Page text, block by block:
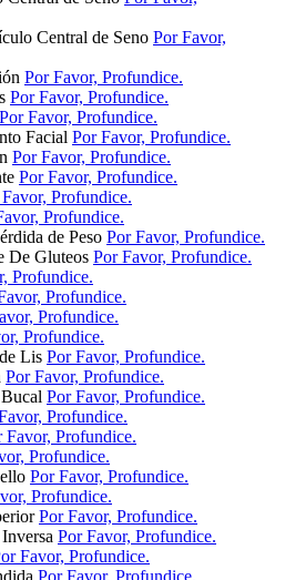
Central de Seno Por Favor,
Por Favor, Profundice.
Por Favor, Profundice.
Por Favor, Profundice.
Facial Por Favor, Profundice.
Por Favor, Profundice.
Por Favor, Profundice.
Profundice.
Profundice.
de Peso Por Favor, Profundice.
De Gluteos Por Favor, Profundice.
Profundice.
Profundice.
Profundice.
Profundice.
Lis Por Favor, Profundice.
Por Favor, Profundice.
Por Favor, Profundice.
Profundice.
Favor, Profundice.
Profundice.
Por Favor, Profundice.
Profundice.
Por Favor, Profundice.
Por Favor, Profundice.
Favor, Profundice.
Por Favor, Profundice.